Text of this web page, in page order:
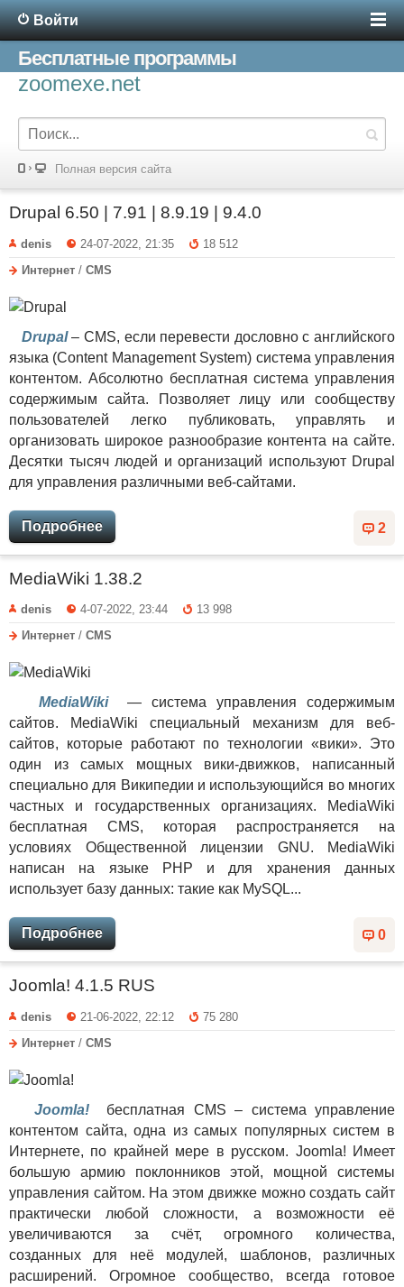
Войти
Бесплатные программы
zoomexe.net
Полная версия сайта
Drupal 6.50 | 7.91 | 8.9.19 | 9.4.0
denis 24-07-2022, 21:35
18 512
Интернет / CMS
Drupal– CMS, если перевести дословно с английского
языка (Content Management System) система управления
контентом. Абсолютно бесплатная система управления
содержимым сайта. Позволяет лицу или сообществу
пользователей легко публиковать, управлять и
организовать широкое разнообразие контента на сайте.
Десятки тысяч людей и организаций используют Drupal
для управления различными веб-сайтами.
2
Подробнее
MediaWiki 1.38.2
denis 4-07-2022, 23:44
13 998
Интернет / CMS
MediaWiki
— система управления содержимым
сайтов. MediaWiki специальный механизм для веб-
сайтов, которые работают по технологии «вики». Это
один из самых мощных вики-движков, написанный
специально для Википедии и использующийся во многих
частных и государственных организациях. MediaWiki
бесплатная CMS, которая распространяется на
условиях Общественной лицензии GNU. MediaWiki
написан на языке PHP и для хранения данных
использует базу данных: такие как MySQL...
0
Подробнее
Joomla! 4.1.5 RUS
denis 21-06-2022, 22:12
75 280
Интернет / CMS
Joomla! бесплатная CMS – система управление
контентом сайта, одна из самых популярных систем в
Интернете, по крайней мере в русском. Joomla! Имеет
большую армию поклонников этой, мощной системы
управления сайтом. На этом движке можно создать сайт
практически любой сложности, а возможности её
увеличиваются за счёт, огромного количества,
созданных для неё модулей, шаблонов, различных
расширений. Огромное сообщество, всегда готовое